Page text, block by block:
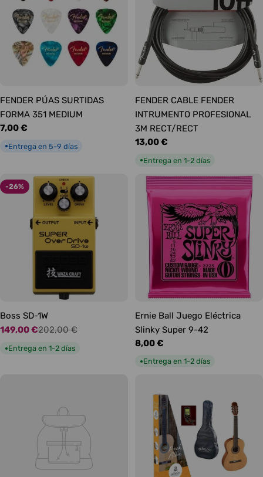
FENDER PÚAS SURTIDAS
FORMA 351 MEDIUM
Precio
7,00 €
●Entrega en 5-9 días
FENDER CABLE FENDER
INTRUMENTO PROFESIONAL
3M RECT/RECT
Precio
13,00 €
●Entrega en 1-2 días
-26%
Boss SD-1W
Precio
de
149,00 €
Precio
habitual
202,00 €
●Entrega en 1-2 días
Ernie Ball Juego Eléctrica
Slinky Super 9-42
Precio
habitual
8,00 €
●Entrega en 1-2 días